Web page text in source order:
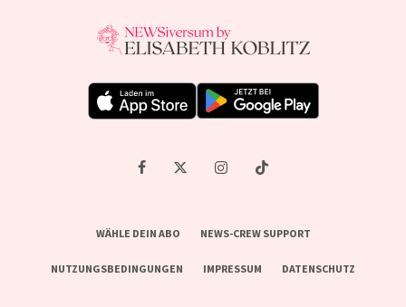
WÄHLE DEIN ABO NEWS-CREW SUPPORT
NUTZUNGSBEDINGUNGEN IMPRESSUM DATENSCHUTZ